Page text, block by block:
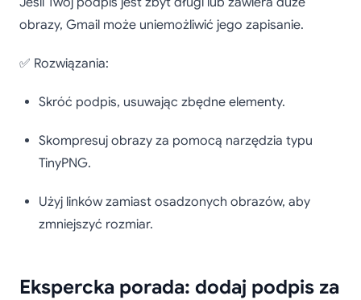
obrazy, Gmail może uniemożliwić jego zapisanie.
✅ Rozwiązania:
Skróć podpis, usuwając zbędne elementy.
Skompresuj obrazy za pomocą narzędzia typu
TinyPNG.
Użyj linków zamiast osadzonych obrazów, aby
zmniejszyć rozmiar.
Ekspercka porada: dodaj podpis za